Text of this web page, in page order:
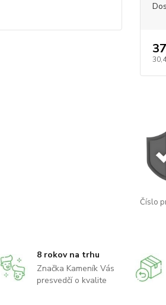
Číslo
8 rokov na trhu
Značka Kameník Vás
presvedčí o kvalite